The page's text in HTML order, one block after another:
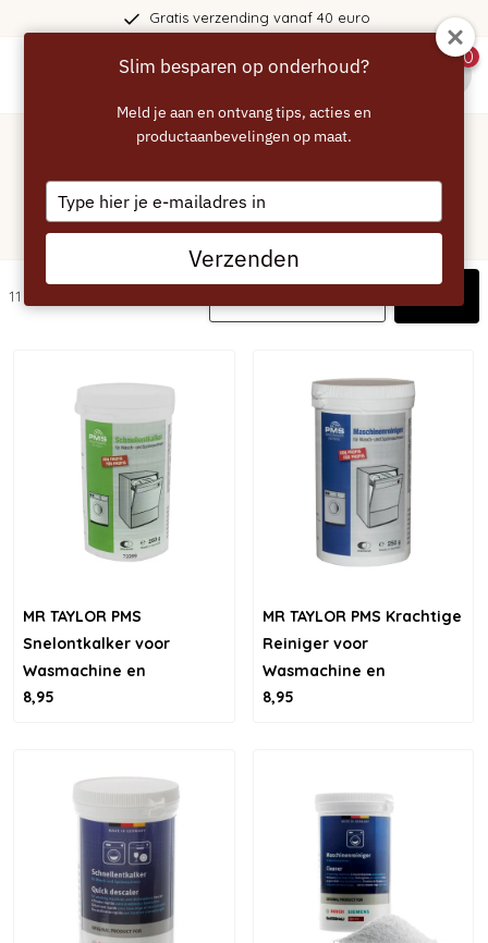
Gratis verzending vanaf 40 euro
0
Siemens/Wasmachine
Onderhoudsmiddelen voor uw
Siemens wasmachine
11 artikelen
MR TAYLOR PMS
Snelontkalker voor
Wasmachine en
Vaatwasser
8,95
MR TAYLOR PMS Krachtige
Reiniger voor
Wasmachine en
vaatwasser
8,95
Slim besparen op onderhoud?
Meld je aan en ontvang tips, acties en
productaanbevelingen op maat.
Type
your
email
Verzenden